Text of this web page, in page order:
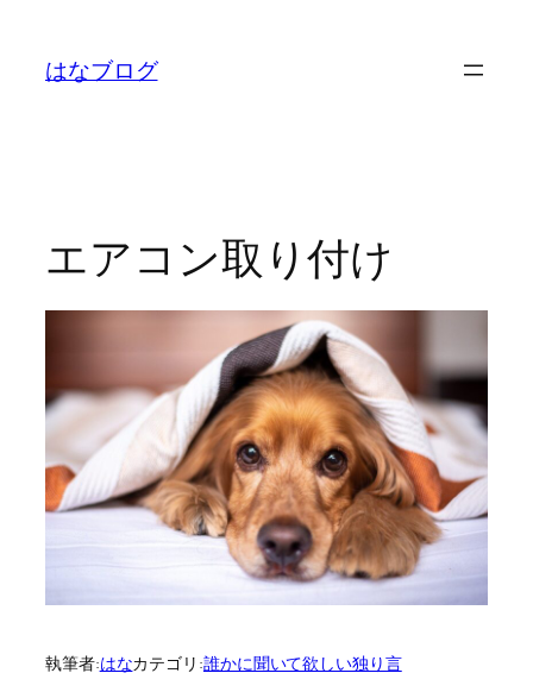
はなブログ
エアコン取り付け
執筆者:はなカテゴリ:誰かに聞いて欲しい独り言